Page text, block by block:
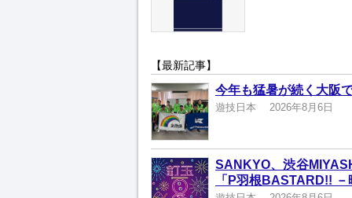
【最新記事】
今年も猛暑が続く大阪
遊技日本 2026年8月6日
SANKYO、渋谷
「P羽根BASTARD!!